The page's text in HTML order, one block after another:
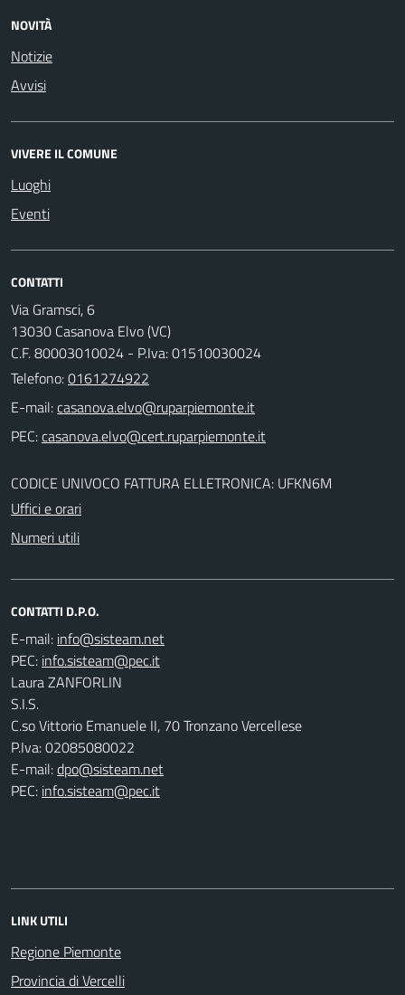
NOVITÀ
Notizie
Avvisi
VIVERE IL COMUNE
Luoghi
Eventi
CONTATTI
Via Gramsci, 6
13030 Casanova Elvo (VC)
C.F. 80003010024 - P.Iva: 01510030024
Telefono:0161274922
E-mail:
PEC:
CODICE UNIVOCO FATTURA ELLETRONICA: UFKN6M
Uffici e orari
Numeri utili
CONTATTI D.P.O.
E-mail:
PEC:
Laura ZANFORLIN
S.I.S.
C.so Vittorio Emanuele II, 70 Tronzano Vercellese
P.Iva: 02085080022
E-mail:dpo@sisteam.net
PEC: info.sisteam@pec.it
LINK UTILI
Regione Piemonte
Provincia di Vercelli